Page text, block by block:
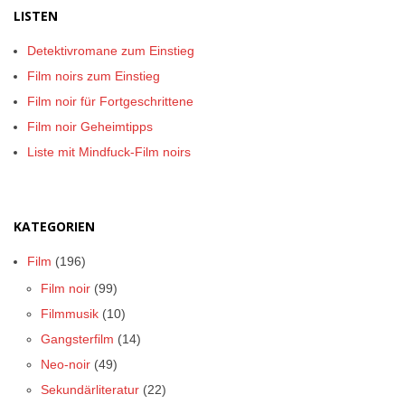
LISTEN
Detektivromane zum Einstieg
Film noirs zum Einstieg
Film noir für Fortgeschrittene
Film noir Geheimtipps
Liste mit Mindfuck-Film noirs
KATEGORIEN
Film (196)
Film noir (99)
Filmmusik (10)
Gangsterfilm (14)
Neo-noir (49)
Sekundärliteratur (22)